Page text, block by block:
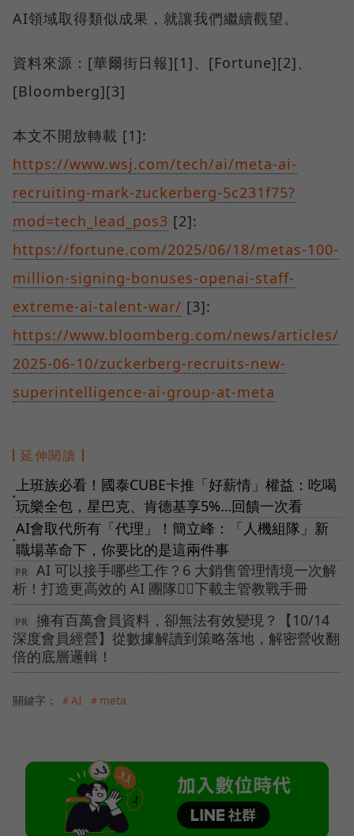
AI領域取得類似成果，就讓我們繼續觀望。
資料來源：[華爾街日報][1]、[Fortune][2]、
[Bloomberg][3]
本文不開放轉載 [1]:
https://www.wsj.com/tech/ai/meta-ai-
recruiting-mark-zuckerberg-5c231f75?
mod=tech_lead_pos3 [2]:
https://fortune.com/2025/06/18/metas-100-
million-signing-bonuses-openai-staff-
extreme-ai-talent-war/ [3]:
https://www.bloomberg.com/news/articles/
2025-06-10/zuckerberg-recruits-new-
superintelligence-ai-group-at-meta
延伸閱讀
●
上班族必看！國泰CUBE卡推「好薪情」權益：吃喝
玩樂全包，星巴克、肯德基享5%…回饋一次看
●
AI會取代所有「代理」！簡立峰：「人機組隊」新
職場革命下，你要比的是這兩件事
AI 可以接手哪些工作？6 大銷售管理情境一次解
析！打造更高效的 AI 團隊👉🏻下載主管教戰手冊
擁有百萬會員資料，卻無法有效變現？【10/14
深度會員經營】從數據解讀到策略落地，解密營收翻
倍的底層邏輯！
關鍵字： ＃AI ＃meta